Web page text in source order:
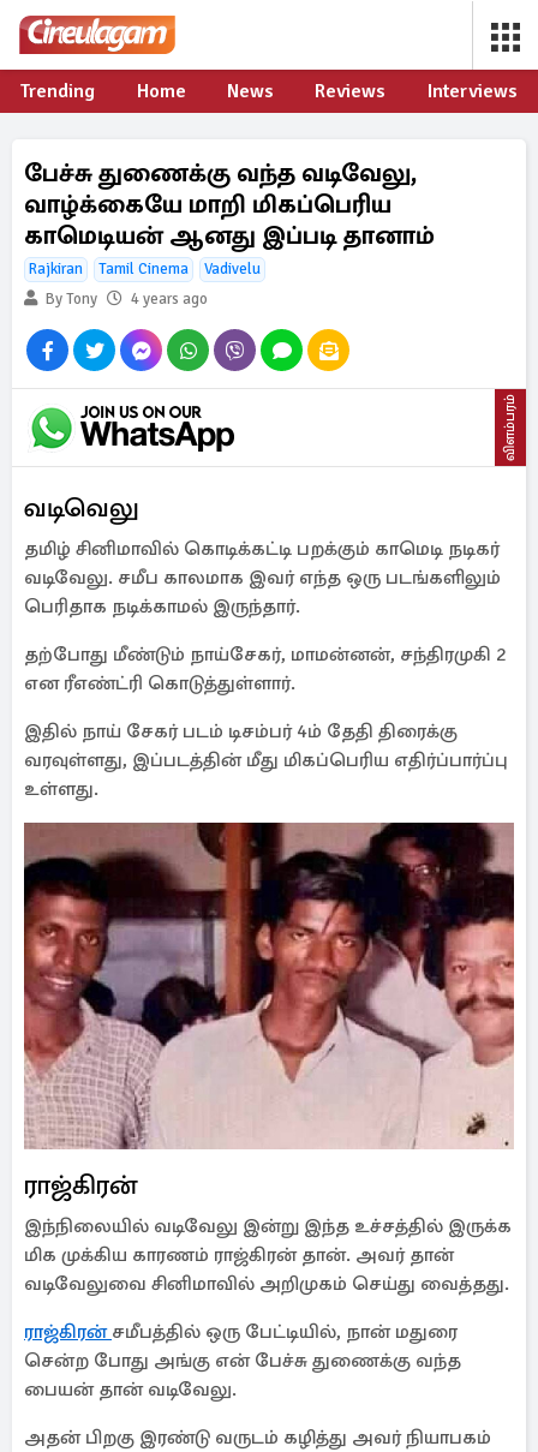
Trending Home News Reviews Interviews
பேச்சு துணைக்கு வந்த வடிவேலு,
வாழ்க்கையே மாறி மிகப்பெரிய
காமெடியன் ஆனது இப்படி தானாம்
Rajkiran Tamil Cinema
Vadivelu
By Tony
4 years ago
விளம்பரம்
வடிவெலு
தமிழ் சினிமாவில் கொடிக்கட்டி பறக்கும் காமெடி நடிகர்
வடிவேலு. சமீப காலமாக இவர் எந்த ஒரு படங்களிலும்
பெரிதாக நடிக்காமல் இருந்தார்.
தற்போது மீண்டும் நாய்சேகர், மாமன்னன், சந்திரமுகி 2
என ரீஎண்ட்ரி கொடுத்துள்ளார்.
இதில் நாய் சேகர் படம் டிசம்பர் 4ம் தேதி திரைக்கு
வரவுள்ளது, இப்படத்தின் மீது மிகப்பெரிய எதிர்ப்பார்ப்பு
உள்ளது.
ராஜ்கிரன்
இந்நிலையில் வடிவேலு இன்று இந்த உச்சத்தில் இருக்க
மிக முக்கிய காரணம் ராஜ்கிரன் தான். அவர் தான்
வடிவேலுவை சினிமாவில் அறிமுகம் செய்து வைத்தது.
ராஜ்கிரன் சமீபத்தில் ஒரு பேட்டியில், நான் மதுரை
சென்ற போது அங்கு என் பேச்சு துணைக்கு வந்த
பையன் தான் வடிவேலு.
அதன் பிறகு இரண்டு வருடம் கழித்து அவர் நியாபகம்